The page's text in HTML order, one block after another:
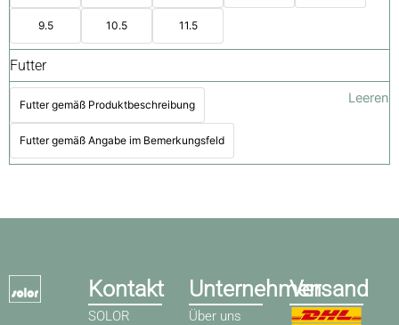
9.5 10.5 11.5
Futter
Futter gemäß Produktbeschreibung
Futter gemäß Angabe im Bemerkungsfeld
Leeren
Kontakt
SOLOR
Unternehmen
Über uns
Versand